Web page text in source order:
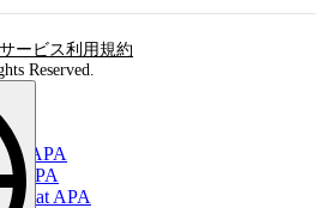
APA
APA
APA
サービス利用規約
Reserved.